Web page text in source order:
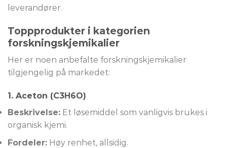
leverandører.
Toppprodukter i kategorien
forskningskjemikalier
Her er noen anbefalte forskningskjemikalier
tilgjengelig på markedet:
1. Aceton (C3H6O)
Beskrivelse: Et løsemiddel som vanligvis brukes i
organisk kjemi.
Fordeler: Høy renhet, allsidig.